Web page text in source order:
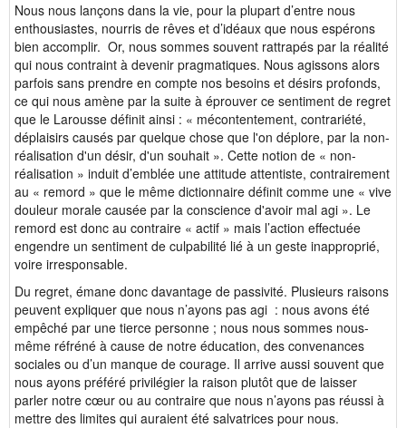
Nous nous lançons dans la vie, pour la plupart d’entre nous
enthousiastes, nourris de rêves et d’idéaux que nous espérons
bien accomplir. Or, nous sommes souvent rattrapés par la réalité
qui nous contraint à devenir pragmatiques. Nous agissons alors
parfois sans prendre en compte nos besoins et désirs profonds,
ce qui nous amène par la suite à éprouver ce sentiment de regret
que le Larousse définit ainsi : « mécontentement, contrariété,
déplaisirs causés par quelque chose que l'on déplore, par la non-
réalisation d'un désir, d'un souhait ». Cette notion de « non-
réalisation » induit d’emblée une attitude attentiste, contrairement
au « remord » que le même dictionnaire définit comme une « vive
douleur morale causée par la conscience d'avoir mal agi ». Le
remord est donc au contraire « actif » mais l’action effectuée
engendre un sentiment de culpabilité lié à un geste inapproprié,
voire irresponsable.
Du regret, émane donc davantage de passivité. Plusieurs raisons
peuvent expliquer que nous n’ayons pas agi : nous avons été
empêché par une tierce personne ; nous nous sommes nous-
même réfréné à cause de notre éducation, des convenances
sociales ou d’un manque de courage. Il arrive aussi souvent que
nous ayons préféré privilégier la raison plutôt que de laisser
parler notre cœur ou au contraire que nous n’ayons pas réussi à
mettre des limites qui auraient été salvatrices pour nous.